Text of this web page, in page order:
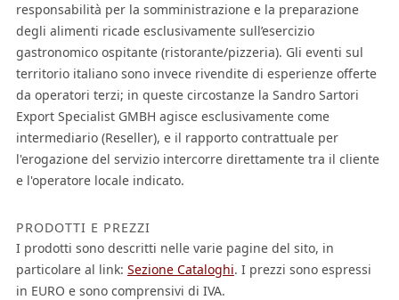
responsabilità per la somministrazione e la preparazione
degli alimenti ricade esclusivamente sull’esercizio
gastronomico ospitante (ristorante/pizzeria). Gli eventi sul
territorio italiano sono invece rivendite di esperienze offerte
da operatori terzi; in queste circostanze la Sandro Sartori
Export Specialist GMBH agisce esclusivamente come
intermediario (Reseller), e il rapporto contrattuale per
l'erogazione del servizio intercorre direttamente tra il cliente
e l'operatore locale indicato.
PRODOTTI E PREZZI
I prodotti sono descritti nelle varie pagine del sito, in
particolare al link: Sezione Cataloghi. I prezzi sono espressi
in EURO e sono comprensivi di IVA.